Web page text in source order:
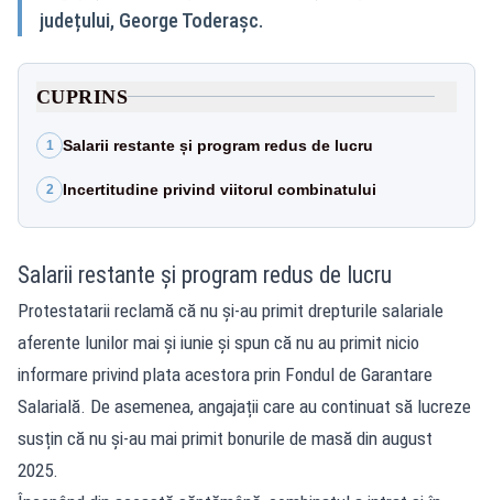
județului, George Toderașc.
CUPRINS
1 Salarii restante și program redus de lucru
2 Incertitudine privind viitorul combinatului
Salarii restante și program redus de lucru
Protestatarii reclamă că nu și-au primit drepturile salariale
aferente lunilor mai și iunie și spun că nu au primit nicio
informare privind plata acestora prin Fondul de Garantare
Salarială. De asemenea, angajații care au continuat să lucreze
susțin că nu și-au mai primit bonurile de masă din august
2025.